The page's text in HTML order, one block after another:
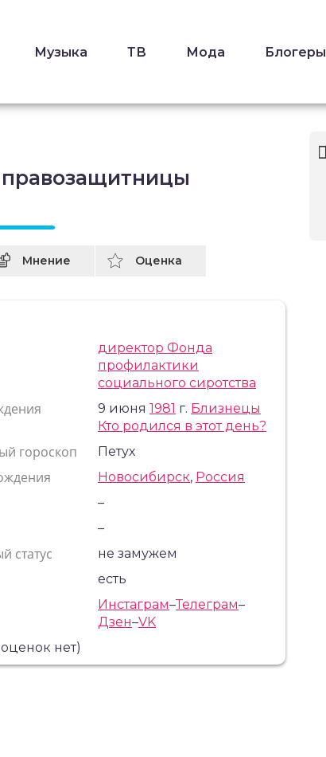
Музыка ТВ Мода Блогеры
Мнение Оценка
директор Фонда
профилактики
социального сиротства
9 июня1981 г. Близнецы
Кто родился в этот день?
гороскоп Петух
Новосибирск, Россия
–
–
статус не замужем
есть
Инстаграм–Телеграм–
Дзен–VK
нет)